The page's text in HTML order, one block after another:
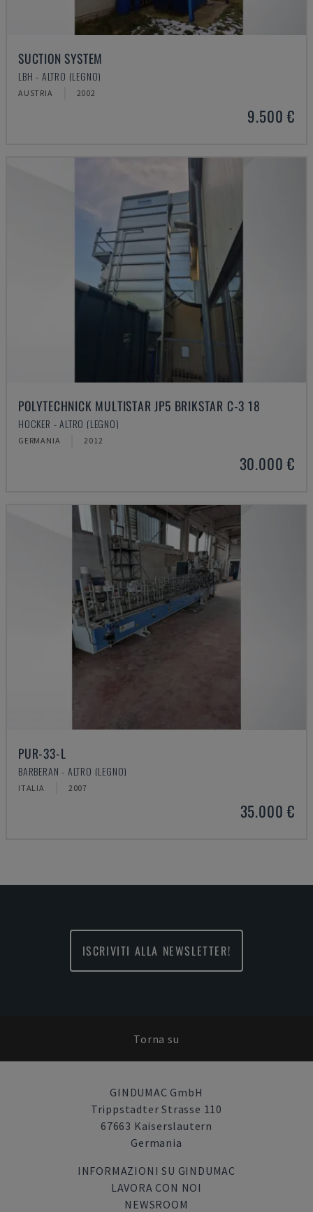
SUCTION SYSTEM
LBH - ALTRO (LEGNO)
AUSTRIA 2002
9.500 €
POLYTECHNICK MULTISTAR JP5 BRIKSTAR C-3 18
HOCKER - ALTRO (LEGNO)
GERMANIA 2012
30.000 €
PUR-33-L
BARBERAN - ALTRO (LEGNO)
ITALIA 2007
35.000 €
ISCRIVITI ALLA NEWSLETTER!
Torna su
GINDUMAC GmbH
Trippstadter Strasse 110
67663 Kaiserslautern
Germania
INFORMAZIONI SU GINDUMAC
LAVORA CON NOI
NEWSROOM